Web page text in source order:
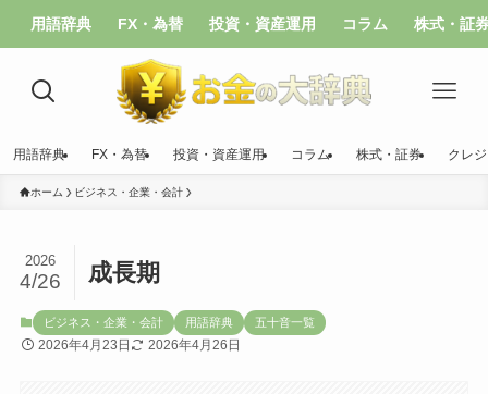
用語辞典 FX・為替 投資・資産運用 コラム 株式・証
用語辞典 FX・為替 投資・資産運用 コラム 株式・証券 クレ
ホーム ビジネス・企業・会計
成長期
2026
4/26
ビジネス・企業・会計 用語辞典 五十音一覧
2026年4月23日 2026年4月26日